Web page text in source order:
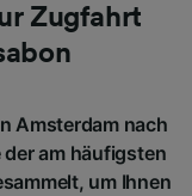
Zugfahrt
Amsterdam nach
am häufigsten
um Ihnen